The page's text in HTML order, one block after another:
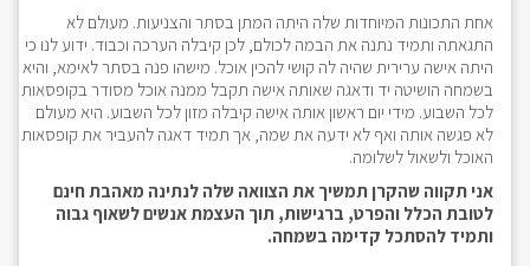
אחת התכונות המיוחדות שלה היתה המתן בסתר והצניעות. מעולם לא
התגאתה ותמיד נתנה את הבמה לכולם, לכן קיבלה הערכה וכבוד. ידוע לנו כי
היתה אישה ערירית שהיה לה קושי להכין אוכל. מישהו פנה בסתר לאימא, והיא
בשמחה הושיטה יד ודאגה שאותה אישה תקבל ממנה אוכל מסודר בקופסאות
לכל השבוע. מידי יום ראשון אותה אישה קיבלה מזון לכל השבוע. היא מעולם
לא פגשה אותה ואף לא ידעה את שמה, אך תמיד דאגה להעביר את קופסאות
האוכל ולשאול לשלומה.
אני תקווה שהקרן תמשיך את הצוואה שלה לנתינה מאהבת חינם
לטובת הכלל והפרט, ברגישות, תוך העצמת אנשים לשאוף גבוה
ותמיד להסתכל קדימה בשמחה.